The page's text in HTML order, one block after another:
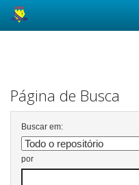
Página de Busca
Buscar em:
por